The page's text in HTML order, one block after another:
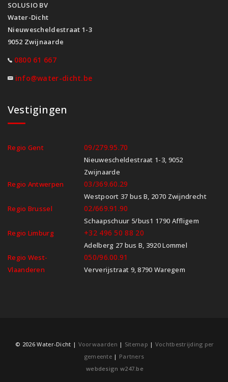
SOLUSIO BV
Water-Dicht
Nieuwescheldestraat 1-3
9052 Zwijnaarde
0800 61 667
info@water-dicht.be
Vestigingen
Regio Gent 09/279.95.70
Nieuwescheldestraat 1-3, 9052
Zwijnaarde
Regio Antwerpen
03/369.60.29
Westpoort 37 bus B, 2070 Zwijndrecht
Regio Brussel
02/669.91.90
Schaapschuur 5/bus1 1790 Affligem
Regio Limburg
+32 496 50 88 20
Adelberg 27 bus B, 3920 Lommel
Regio West-
Vlaanderen
050/96.00.91
Ververijstraat 9, 8790 Waregem
© 2026 Water-Dicht | Voorwaarden | Sitemap | Vochtbestrijding per
gemeente | Partners
webdesign w247.be